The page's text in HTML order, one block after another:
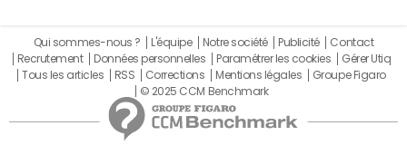
Qui sommes-nous ? L'équipe Notre société Publicité
Contact
Recrutement
Données personnelles Paramétrer les cookies
Gérer Utiq
Tous les articles
RSS Corrections Mentions légales
Groupe Figaro
© 2025 CCM Benchmark